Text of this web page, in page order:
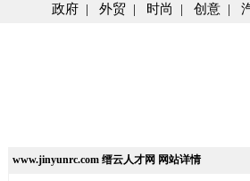
政府 | 外贸 | 时尚 | 创意 |
www.jinyunrc.com 缙云人才网 网站详情